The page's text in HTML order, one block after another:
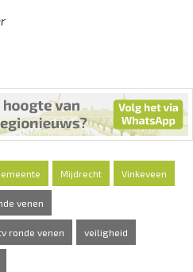
Mijdrecht Vinkeveen
venen
ronde venen veiligheid